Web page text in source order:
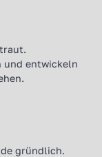
und entwickeln
gründlich.